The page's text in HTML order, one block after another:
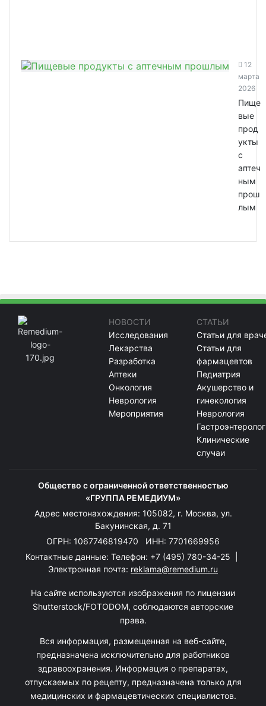
12
марта
2026
Пище
вые
прод
укты
с
аптеч
ным
прош
лым
НОВОСТИ
Исследования
Лекарства
Разработка
Аптеки
Онкология
Неврология
Мероприятия
СТАТЬИ
Статьи для
Статьи для
фармацевтов
Педиатрия
Акушерство и
гинекология
Неврология
Клинические
случаи
Общество с ограниченной ответственностью
«ГРУППА РЕМЕДИУМ»
Адрес местонахождения: 105082, г. Москва, ул.
Бакунинская, д. 71
ОГРН: 1067746819470 ИНН: 7701669956
Контактные данные: Телефон: +7 (495) 780-34-25
Электронная почта: reklama@remedium.ru
На сайте используются изображения по лицензии
Shutterstock/FOTODOM, соблюдаются авторские
права.
Вся информация, размещенная на веб-сайте,
предназначена исключительно для работников
здравоохранения. Информация о препаратах,
отпускаемых по рецепту, предназначена только для
медицинских и фармацевтических специалистов.